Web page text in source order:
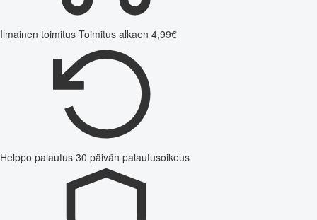
Ilmainen toimitus Toimitus alkaen 4,99€
Helppo palautus 30 päivän palautusoikeus